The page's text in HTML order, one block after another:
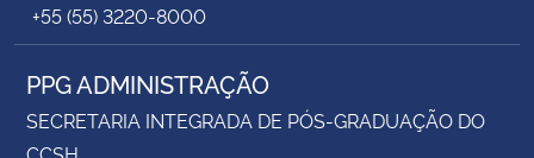
+55 (55) 3220-8000
PPG ADMINISTRAÇÃO
SECRETARIA INTEGRADA DE PÓS-GRADUAÇÃO DO
CCSH